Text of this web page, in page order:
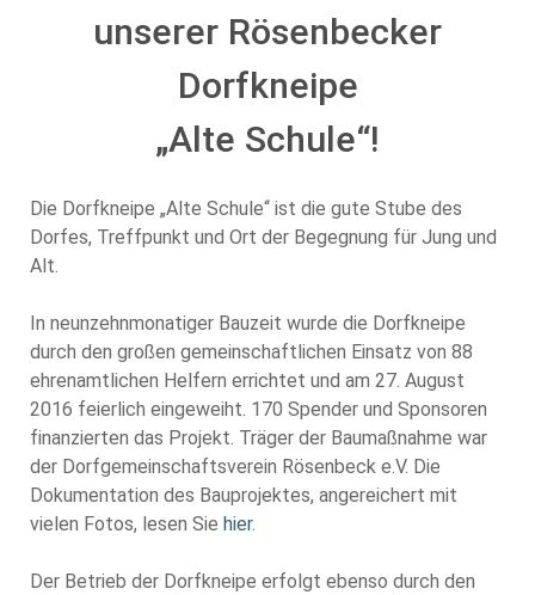
unserer Rösenbecker
Dorfkneipe
„Alte Schule“!
Die Dorfkneipe „Alte Schule“ ist die gute Stube des
Dorfes, Treffpunkt und Ort der Begegnung für Jung und
Alt.
In neunzehnmonatiger Bauzeit wurde die Dorfkneipe
durch den großen gemeinschaftlichen Einsatz von 88
ehrenamtlichen Helfern errichtet und am 27. August
2016 feierlich eingeweiht. 170 Spender und Sponsoren
finanzierten das Projekt. Träger der Baumaßnahme war
der Dorfgemeinschaftsverein Rösenbeck e.V. Die
Dokumentation des Bauprojektes, angereichert mit
vielen Fotos, lesen Sie hier.
Der Betrieb der Dorfkneipe erfolgt ebenso durch den